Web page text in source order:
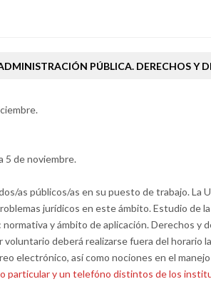
PÚBLICA. DERECHOS Y
5 de noviembre.
as públicos/as en su puesto de trabajo. La
jurídicos en este ámbito. Estudio de
y ámbito de aplicación. Derechos y
deberá realizarse fuera del horario
electrónico, así como nociones en el
particular y un telefóno distintos de los